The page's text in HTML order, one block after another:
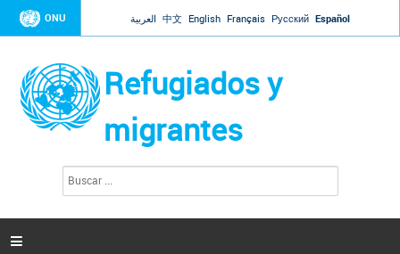
Jump to navigation
ONU العربية 中文 English Français Русский Español
Refugiados y
migrantes
s
